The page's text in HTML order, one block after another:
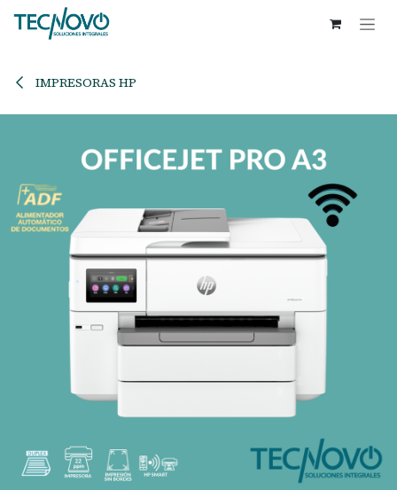
Ir al contenido
IMPRESORAS HP